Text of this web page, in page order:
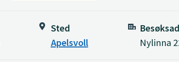
Sted
Apelsvoll
Nylinna